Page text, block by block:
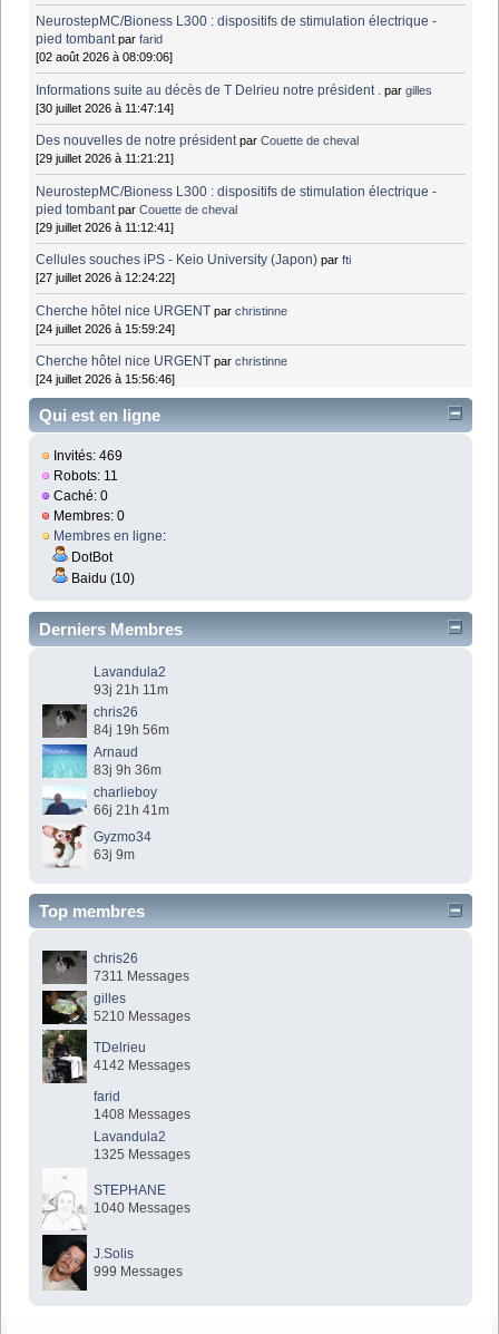
NeurostepMC/Bioness L300 : dispositifs de stimulation électrique -
pied tombant parfarid
[02 août 2026 à 08:09:06]
Informations suite au décès de T Delrieu notre président . pargilles
[30 juillet 2026 à 11:47:14]
Des nouvelles de notre président parCouette de cheval
[29 juillet 2026 à 11:21:21]
NeurostepMC/Bioness L300 : dispositifs de stimulation électrique -
pied tombant parCouette de cheval
[29 juillet 2026 à 11:12:41]
Cellules souches iPS - Keio University (Japon) parfti
[27 juillet 2026 à 12:24:22]
Cherche hôtel nice URGENT parchristinne
[24 juillet 2026 à 15:59:24]
Cherche hôtel nice URGENT parchristinne
[24 juillet 2026 à 15:56:46]
Qui est en ligne
Invités: 469
Robots: 11
Caché: 0
Membres: 0
Membres en ligne:
DotBot
Baidu (10)
Derniers Membres
Lavandula2
93j 21h 11m
chris26
84j 19h 56m
Arnaud
83j 9h 36m
charlieboy
66j 21h 41m
Gyzmo34
63j 9m
Top membres
chris26
7311 Messages
gilles
5210 Messages
TDelrieu
4142 Messages
farid
1408 Messages
Lavandula2
1325 Messages
STEPHANE
1040 Messages
J.Solis
999 Messages